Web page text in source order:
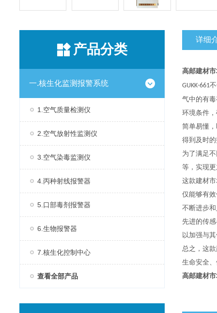
产品分类
一.核生化监测报警系统
1.空气质量检测仪
2.空气放射性监测仪
3.空气染毒监测仪
4.丙种射线报警器
5.口部毒剂报警器
6.生物报警器
7.核生化控制中心
查看全部产品
详细
高邮建材
GUKK-661
气中的有
环境条件
简单易懂
得到及时
为了满足
等，实现
这款建材
仅能够有
不断进步
先进的传
以加强与
总之，这
生命安全
高邮建材